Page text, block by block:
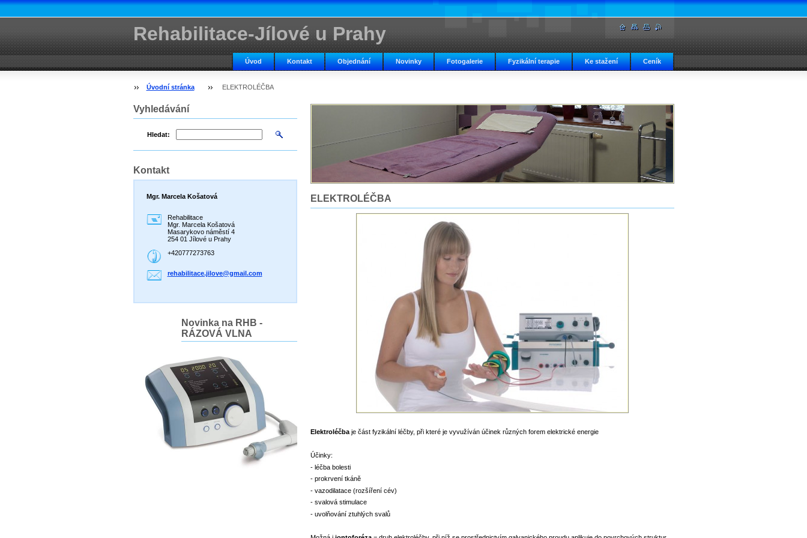
Rehabilitace-Jílové u Prahy
Úvod Kontakt Objednání Novinky Fotogalerie Fyzikální terapie Ke stažení Ceník
Úvodní stránka ELEKTROLÉČBA
ELEKTROLÉČBA
Elektroléčba je část fyzikální léčby, při které je vyvužíván účinek různých forem elektrické energie
Účinky:
- léčba bolesti
- prokrvení tkáně
- vazodilatace (rozšíření cév)
- svalová stimulace
- uvolňování ztuhlých svalů
Vyhledávání
Hledat:
Kontakt
Mgr. Marcela Košatová
Rehabilitace
Mgr. Marcela Košatová
Masarykovo náměstí 4
254 01 Jílové u Prahy
+420777273763
rehabilitace.jilove@gmail.com
Novinka na RHB -
RÁZOVÁ VLNA